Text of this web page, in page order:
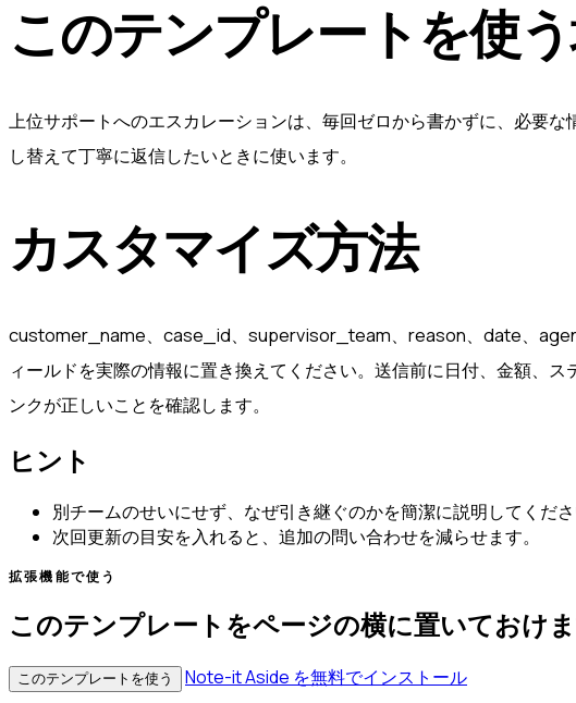
このテンプレートを使
上位サポートへのエスカレーションは、毎回ゼロから書かずに、必要な
し替えて丁寧に返信したいときに使います。
カスタマイズ方法
customer_name、case_id、supervisor_team、reason、date、
ィールドを実際の情報に置き換えてください。送信前に日付、金額、ス
ンクが正しいことを確認します。
ヒント
別チームのせいにせず、なぜ引き継ぐのかを簡潔に説明してくださ
次回更新の目安を入れると、追加の問い合わせを減らせます。
拡張機能で使う
このテンプレートをページの横に置いておけま
このテンプレートを使う Note-it Aside を無料でインストール